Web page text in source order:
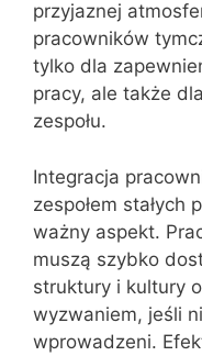
przyjaznej
pracowników
tylko dla
pracy, ale także
zespołu.
Integracja
zespołem stałych
ważny aspekt.
muszą szybko
struktury i kultury
wyzwaniem, jeśli
wprowadzeni.